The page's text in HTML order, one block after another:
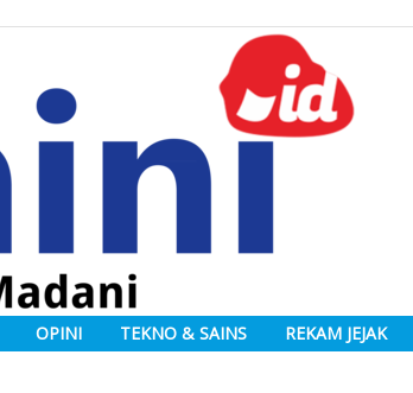
OPINI TEKNO & SAINS REKAM JEJAK